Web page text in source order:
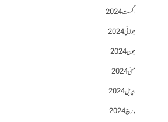
اگست 2024
جولائی 2024
جون 2024
مئی 2024
اپریل 2024
مارچ 2024